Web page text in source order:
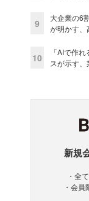
9
大企業の6
が明かす、
10
「AIで作
スが示す
新規
・全
・会